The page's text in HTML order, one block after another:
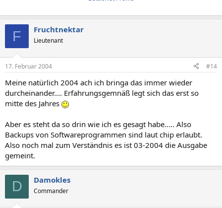
F Fruchtnektar
Lieutenant
17. Februar 2004 #14
Meine natürlich 2004 ach ich bringa das immer wieder
durcheinander.... Erfahrungsgemnäß legt sich das erst so
mitte des Jahres
Aber es steht da so drin wie ich es gesagt habe..... Also
Backups von Softwareprogrammen sind laut chip erlaubt.
Also noch mal zum Verständnis es ist 03-2004 die Ausgabe
gemeint.
D Damokles
Commander